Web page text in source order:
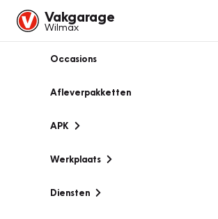
Vakgarage
Wilmax
Occasions
Afleverpakketten
APK
Werkplaats
Diensten